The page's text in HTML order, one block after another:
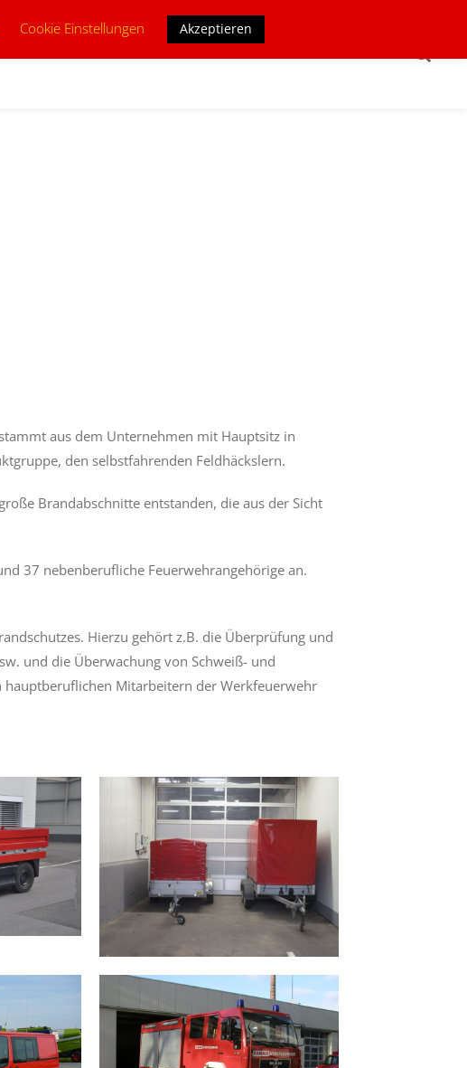
aus dem Unternehmen mit Hauptsitz in
den selbstfahrenden Feldhäckslern.
Brandabschnitte entstanden, die aus der Sicht
37 nebenberufliche Feuerwehrangehörige an.
Hierzu gehört z.B. die Überprüfung und
und die Überwachung von Schweiß- und
Mitarbeitern der Werkfeuerwehr
Cookie Einstellungen Akzeptieren